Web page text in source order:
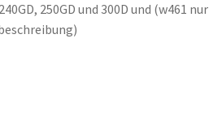
250GD und 300D und (w461 nur